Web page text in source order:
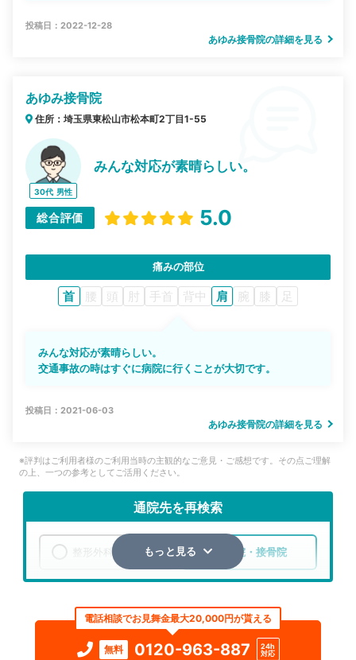
投稿日：2022-12-28
あゆみ接骨院の詳細を見る
あゆみ接骨院
住所：埼玉県東松山市松本町2丁目1-55
30代 男性
みんな対応が素晴らしい。
総合評価 5.0
痛みの部位
首 腰 頭 肘 手首 背中 肩 腕 膝 足
みんな対応が素晴らしい。
交通事故の時はすぐに病院に行くことが大切です。
投稿日：2021-06-03
あゆみ接骨院の詳細を見る
※評判はご利用者様のご利用当時の主観的なご意見・ご感想です。その点ご理解
の上、一つの参考としてご活用ください。
通院先を再検索
整形外科 整骨院・接骨院
検索する
もっと見る
電話相談でお見舞金最大20,000円が貰える
無料 0120-963-887
24h
対応